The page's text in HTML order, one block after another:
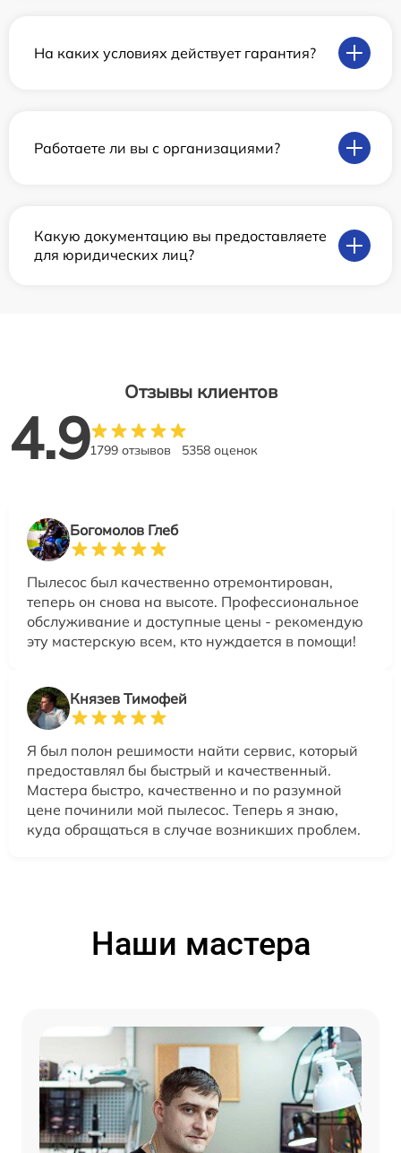
На каких условиях действует гарантия?
Работаете ли вы с организациями?
Какую документацию вы предоставляете
для юридических лиц?
Отзывы клиентов
4.91799 отзывов 5358 оценок
Богомолов Глеб
Пылесос был качественно отремонтирован,
теперь он снова на высоте. Профессиональное
обслуживание и доступные цены - рекомендую
эту мастерскую всем, кто нуждается в помощи!
Князев Тимофей
Я был полон решимости найти сервис, который
предоставлял бы быстрый и качественный.
Мастера быстро, качественно и по разумной
цене починили мой пылесос. Теперь я знаю,
куда обращаться в случае возникших проблем.
Наши мастера